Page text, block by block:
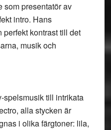
som presentatör av
intro. Hans
kontrast till det
musik och
spelsmusik till intrikata
alla stycken är
i olika färgtoner: lila,